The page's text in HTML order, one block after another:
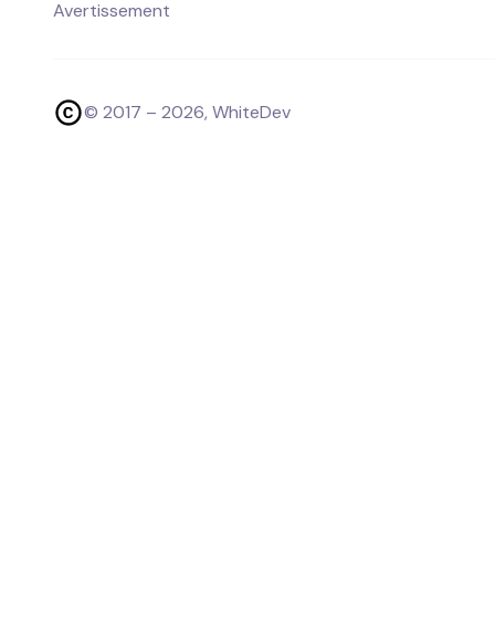
Avertissement
© 2017 – 2026, WhiteDev